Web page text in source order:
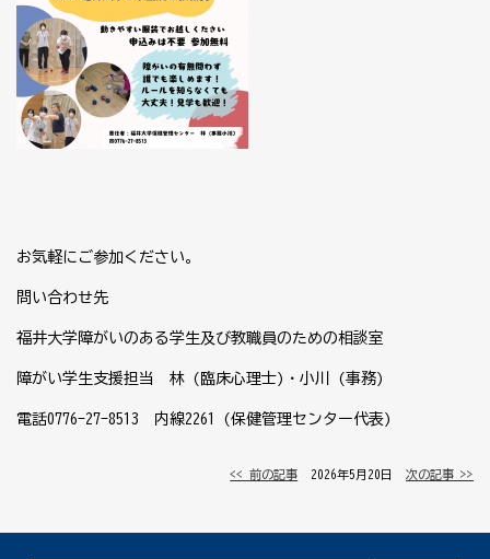
お気軽にご参加ください。
問い合わせ先
福井大学障がいのある学生及び教職員のための相談室
障がい学生支援担当 林 ( 臨床心理士) ・小川 (事務)
電話0776-27-8513 内線2261 (保健管理センター代表)
<< 前の記事 │ 2026年5月20日 │次の記事 >>